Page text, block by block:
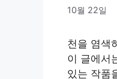
10월 22일
천을 염색
이 글에서
있는 작품